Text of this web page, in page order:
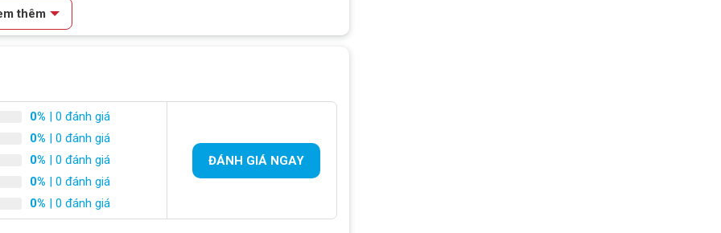
thêm
0% | 0 đánh giá
0% | 0 đánh giá
0% | 0 đánh giá
0% | 0 đánh giá
0% | 0 đánh giá
ĐÁNH GIÁ NGAY